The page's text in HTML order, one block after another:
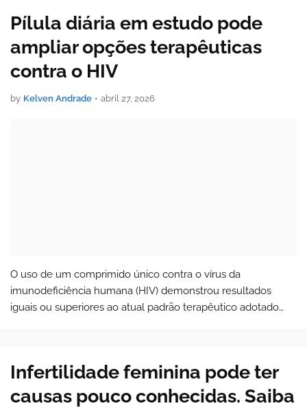
Pílula diária em estudo pode
ampliar opções terapêuticas
contra o HIV
by Kelven Andrade • abril 27, 2026
O uso de um comprimido único contra o vírus da
imunodeficiência humana (HIV) demonstrou resultados
iguais ou superiores ao atual padrão terapêutico adotado
Infertilidade feminina pode ter
causas pouco conhecidas. Saiba